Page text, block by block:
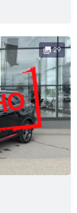
collections29